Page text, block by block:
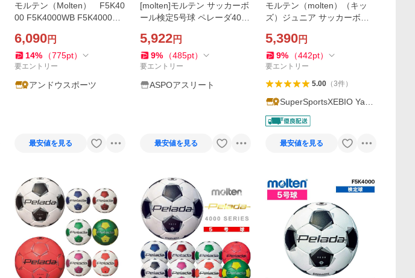
モルテン（Molten） F5K40
00 F5K4000WB F5K4000W
サッカーボール 第6世代 ペレ
ーダ4000 5号球 25SS
6,090円
14% （775pt）
要エントリー
アンドウスポーツ
最安値を見る
[molten]モルテン サッカーボ
ール検定5号球 ペレーダ4000
[取寄商品]
5,922円
9% （485pt）
要エントリー
ASPOアスリート
最安値を見る
モルテン（molten）（キッ
ズ）ジュニア サッカーボー
0 手縫い F4K4000
5,390円
9% （442pt）
要エントリー
5.00（3件）
SuperSportsXEBIO Yaho
o!店
最安値を見る